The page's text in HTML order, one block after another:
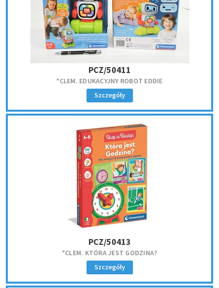
PCZ/50411
*CLEM. EDUKACYJNY ROBOT EDDIE
Szczegóły
PCZ/50413
*CLEM. KTÓRA JEST GODZINA?
Szczegóły